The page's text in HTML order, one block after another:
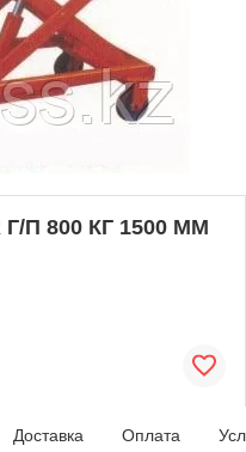
П 800 КГ 1500 ММ
Доставка Оплата